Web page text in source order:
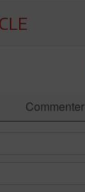
Commenter